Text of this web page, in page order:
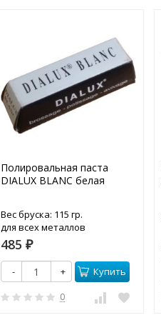
Полировальная паста
DIALUX BLANC белая
Вес бруска: 115 гр.
для всех металлов
485 ₽
- + Купить
0